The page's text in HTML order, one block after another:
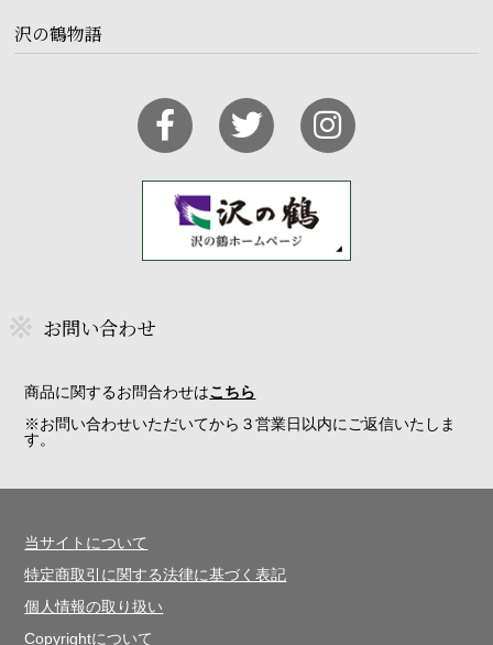
沢の鶴物語
お問い合わせ
商品に関するお問合わせはこちら
※お問い合わせいただいてから３営業日以内にご返信いたしま
す。
当サイトについて
特定商取引に関する法律に基づく表記
個人情報の取り扱い
Copyrightについて